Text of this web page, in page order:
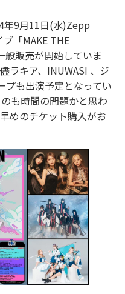
年9月11⽇(⽔)Zepp
「MAKE THE
般販売が開始していま
ラキア、INUWASI 、ジ
プも出演予定となってい
も時間の問題かと思わ
めのチケット購⼊がお